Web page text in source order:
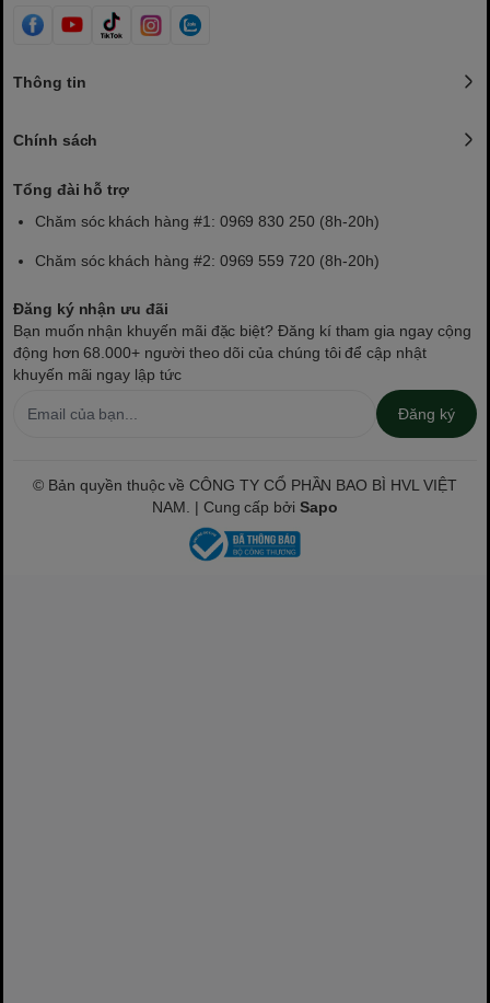
Tay cầm: Da cao cấp kết hợp chốt kim
bánh kẹo, rượu hoặc quà biếu sang trọng
💚 Ưu điểm nổi bật
Thiết kế vali độc đáo – sang trọng, khác
biệt so với hộp giấy truyền thống
thân thiện môi trường
Trang trí họa tiết rồng vàng khắc laser tinh
Tay xách da thật kết hợp khoá kim loại –
Có thể tái sử dụng làm hộp lưu trữ hoặc
trang trí nội thất
Thông tin
Chính sách
Tổng đài hỗ trợ
Chăm sóc khách hàng #1: 0969 830 250 (8h-20h)
Chăm sóc khách hàng #2: 0969 559 720 (8h-20h)
Đăng ký nhận ưu đãi
Bạn muốn nhận khuyến mãi đặc biệt? Đăng kí tham gia ngay cộng
động hơn 68.000+ người theo dõi của chúng tôi để cập nhật
khuyến mãi ngay lập tức
Đăng ký
© Bản quyền thuộc về CÔNG TY CỔ PHẦN BAO BÌ HVL VIỆT
NAM. | Cung cấp bởiSapo